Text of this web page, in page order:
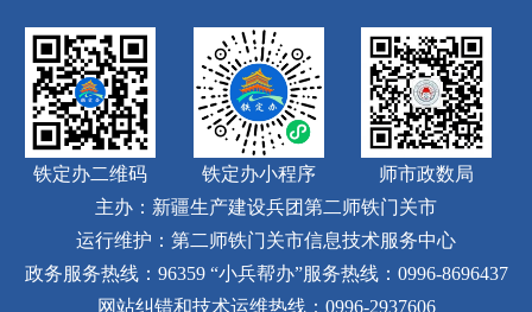
铁定办二维码 铁定办小程序
师市政数局
主办：新疆生产建设兵团第二师铁门关市
运行维护：第二师铁门关市信息技术服务中心
政务服务热线：96359 “小兵帮办”服务热线：0996-8696437
网站纠错和技术运维热线：0996-2937606